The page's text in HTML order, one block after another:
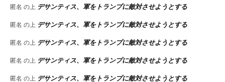
匿名 の上 デサンティス、軍をトランプに敵対させようとする
匿名 の上 デサンティス、軍をトランプに敵対させようとする
匿名 の上 デサンティス、軍をトランプに敵対させようとする
匿名 の上 デサンティス、軍をトランプに敵対させようとする
匿名 の上 デサンティス、軍をトランプに敵対させようとする